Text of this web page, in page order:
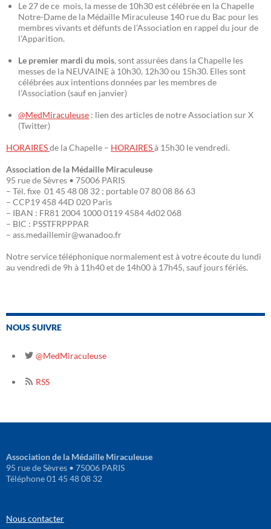
Le 27 de ce mois, la messe de 10h30 est célébrée en la Chapelle
Notre-Dame de la Médaille Miraculeuse 140 rue du Bac pour les
membres vivants et défunts de l’Association en rappel du jour de
l’Apparition.
Le premier mardi du mois, sont assurées dans la Chapelle les
messes de la NEUVAINE à 10h30, 12h30 ou 15h30. Elles sont
célébrées aux intentions données par les membres de
l’Association (sauf en janvier)
@MedMiraculeuse : lien des articles de notre Association sur X
(Twitter)
HORAIRESde la Chapelle – HORAIRESà 15h30 le vendredi.
Association de la Médaille Miraculeuse
95 rue de Sèvres • 75006 PARIS
– Tél. fixe 01 45 48 08 32 ; portable 07 80 08 86 63
– CCP19 458 44D 020 Paris
– IBAN : FR81 2004 1000 0119 4584 4d02 068
– BIC : PSSTFRPPPAR
– ass.medaillemir@wanadoo.fr
Notre service téléphonique normalement est à votre écoute du lundi
au vendredi de 9h à 11h40 et de 14h00 à 17h45, sauf jours fériés.
NOUS SUIVRE
@MedMiraculeuse
RSS
Association de la Médaille Miraculeuse
95 rue de Sèvres • 75006 PARIS
Téléphone 01 45 48 08 32
Nous contacter